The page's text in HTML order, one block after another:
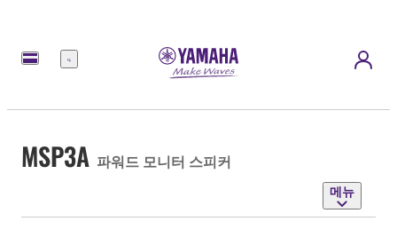
메
MSP3A 파워드 모니터 스피커
메뉴